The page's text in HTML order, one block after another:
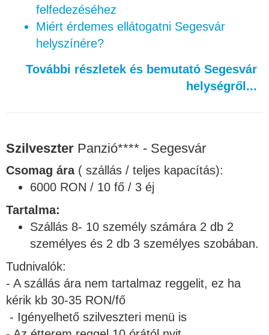
felfedezéséhez
Miért érdemes ellátogatni Segesvár
helyszínére?
További részletek és bemutató Segesvár
helységről...
Szilveszter Panzió**** - Segesvár
Csomag ára ( szállás / teljes kapacítás):
6000 RON / 10 fő / 3 éj
Tartalma:
Szállás 8- 10 személy számára 2 db 2
személyes és 2 db 3 személyes szobában.
Tudnivalók:
- A szállás ára nem tartalmaz reggelit, ez ha
kérik kb 30-35 RON/fő
- Igényelhető szilveszteri menü is